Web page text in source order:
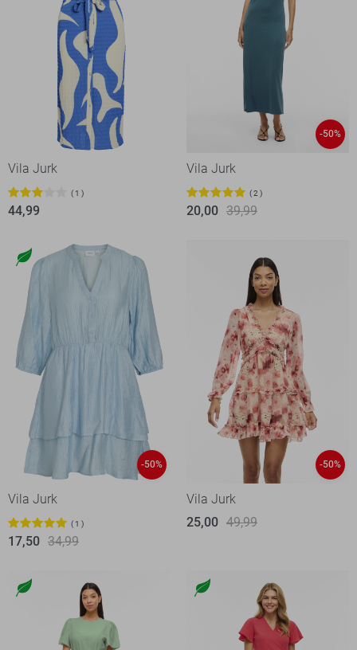
Vila Jurk
1
44,99
-50%
Vila Jurk
2
20,00 39,99
-50%
Vila Jurk
1
17,50 34,99
-50%
Vila Jurk
25,00 49,99